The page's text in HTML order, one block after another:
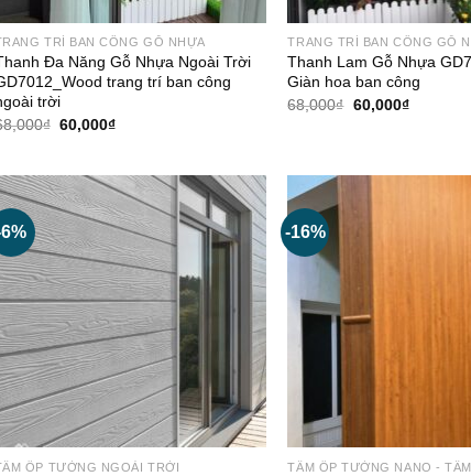
TRÍ BAN CÔNG GỖ NHỰA
Đa Năng Gỗ Nhựa Ngoài Trời
trang trí ban công
trời
₫ Giá
gốc
60,000₫Giá
60,000₫.
TRANG TRÍ BAN CÔNG GỖ
Thanh Lam Gỗ Nhựa
Giàn hoa ban công
68,000₫ Giá
gốc
60,000₫Giá
ỐP TƯỜNG NGOÀI TRỜI
-16%
TẤM ỐP TƯỜNG NANO -